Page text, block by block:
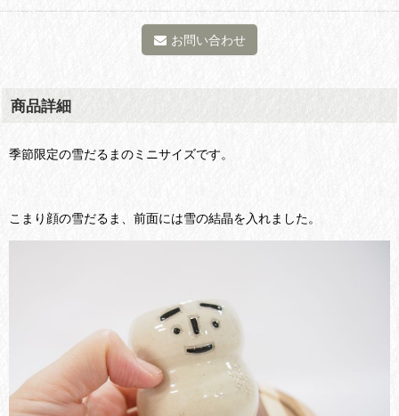
お問い合わせ
商品詳細
季節限定の雪だるまのミニサイズです。
こまり顔の雪だるま、前面には雪の結晶を入れました。